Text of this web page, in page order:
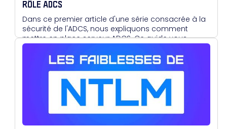
RÔLE ADCS
Dans ce premier article d'une série consacrée à la
sécurité de l'ADCS, nous expliquons comment
mettre en place serveur ADCS. Ce guide vous
accompagne pas à pas dans l'installation d'un
ADCS, tout en attirant l'attention sur les mauvaises
pratiques à éviter, notamment l'enrôlement via le
Web, souvent vulnérable.